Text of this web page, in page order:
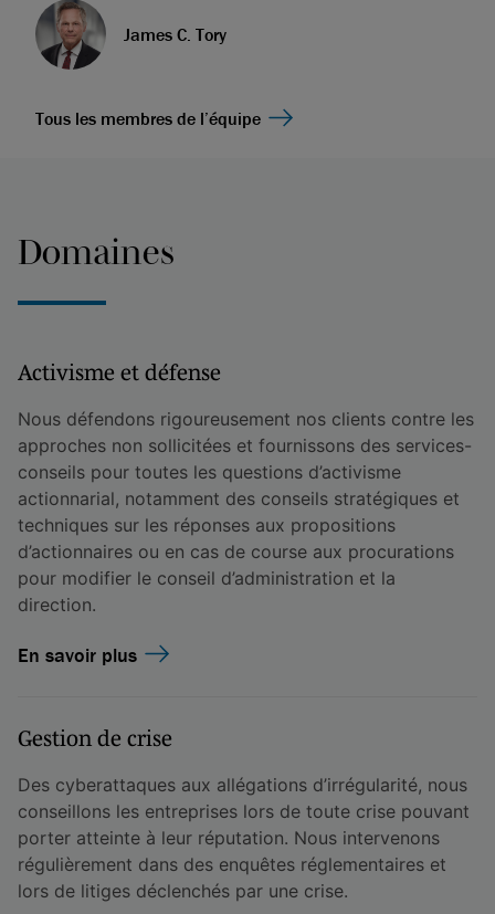
James C. Tory
Tous les membres de l’équipe
Domaines
Activisme et défense
Nous défendons rigoureusement nos clients contre les
approches non sollicitées et fournissons des services-
conseils pour toutes les questions d’activisme
actionnarial, notamment des conseils stratégiques et
techniques sur les réponses aux propositions
d’actionnaires ou en cas de course aux procurations
pour modifier le conseil d’administration et la
direction.
En savoir plus
Gestion de crise
Des cyberattaques aux allégations d’irrégularité, nous
conseillons les entreprises lors de toute crise pouvant
porter atteinte à leur réputation. Nous intervenons
régulièrement dans des enquêtes réglementaires et
lors de litiges déclenchés par une crise.